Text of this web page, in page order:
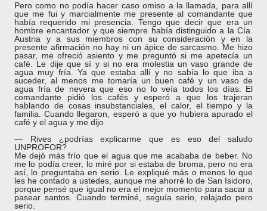
Pero como no podía hacer caso omiso a la llamada, para allí
que me fui y marcialmente me presente al comandante que
había requerido mi presencia. Tengo que decir que era un
hombre encantador y que siempre había distinguido a la Cía.
Austria y a sus miembros con su consideración y en la
presente afirmación no hay ni un ápice de sarcasmo. Me hizo
pasar, me ofreció asiento y me preguntó si me apetecía un
café. Le dije que sí y si no era molestia un vaso grande de
agua muy fría. Ya que estaba allí y no sabía lo que iba a
suceder, al menos me tomaría un buen café y un vaso de
agua fría de nevera que eso no lo veía todos los días. El
comandante pidió los cafés y esperó a que los trajeran
hablando de cosas insubstanciales, el calor, el tiempo y la
familia. Cuando llegaron, esperó a que yo hubiera apurado el
café y el agua y me dijo
― Rives ¿podrías explicarme que es eso del saludo
UNPROFOR?
Me dejó más frío que el agua que me acababa de beber. No
me lo podía creer, lo miré por si estaba de broma, pero no era
así, lo preguntaba en serio. Le expliqué más o menos lo que
les he contado a ustedes, aunque me ahorré lo de San Isidoro,
porque pensé que igual no era el mejor momento para sacar a
pasear santos. Cuando terminé, seguía serio, relajado pero
serio.